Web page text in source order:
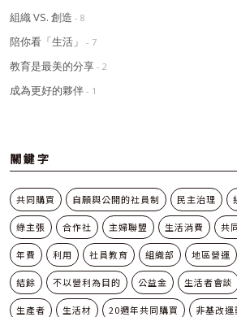
組織 VS. 創造 - 8
陪你看「生活」 - 7
教育是最美的分享 - 2
成為更好的夥伴 - 1
關鍵字
共同購買 自願與公開的社員制 民主治理
綠主張 合作社 主婦聯盟 生活消費 共
年費 利用 社員教育 組織部 地區營運
結餘 不以營利為目的 公益金 生活者會談
生產者 生活材 20週年共同購買 非基改運